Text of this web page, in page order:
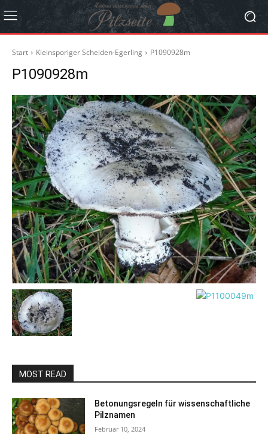
Start Kleinsporiger Scheiden-Egerling P1090928m
P1090928m
MOST READ
Betonungsregeln für wissenschaftliche
Pilznamen
Februar 10, 2024